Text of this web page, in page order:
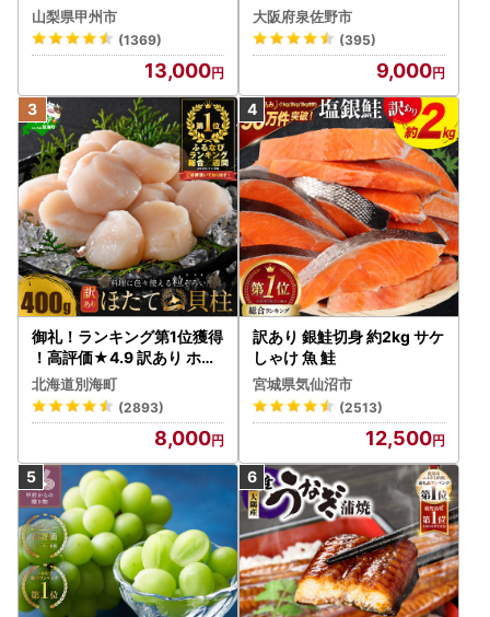
カット 約1.3kg 2～3房【2
026年発送】（MG）B12-
472 FN-Limited-VO シャ
インマスカット フルーツ
山梨県甲州市
(1369)
13,000
大阪府泉佐野市
(395)
9,000
御礼！ランキング第1位獲得
！高評価★4.9 訳あり ホタ
テ 400g（ほたて 帆立 貝柱
冷凍 ）
北海道別海町
(2893)
8,000
訳あり 銀鮭切身 約2kg サケ
しゃけ 魚 鮭
宮城県気仙沼市
(2513)
12,500